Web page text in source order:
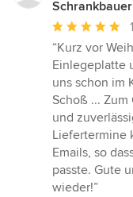
Bewertung:
5
von
5
Sternen
“Kurz vor
Einlegeplatte
uns schon im
Schoß ...
und
Liefertermine
Emails, so
passte. Gute
wieder!”